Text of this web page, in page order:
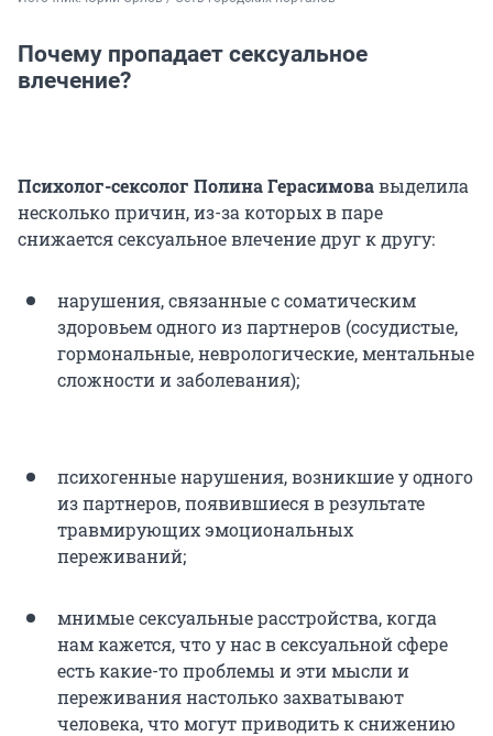
Почему пропадает сексуальное
влечение?
Психолог-сексолог Полина Герасимовавыделила
несколько причин, из-за которых в паре
снижается сексуальное влечение друг к другу:
нарушения, связанные с соматическим
здоровьем одного из партнеров (сосудистые,
гормональные, неврологические, ментальные
сложности и заболевания);
психогенные нарушения, возникшие у одного
из партнеров, появившиеся в результате
травмирующих эмоциональных
переживаний;
мнимые сексуальные расстройства, когда
нам кажется, что у нас в сексуальной сфере
есть какие-то проблемы и эти мысли и
переживания настолько захватывают
человека, что могут приводить к снижению